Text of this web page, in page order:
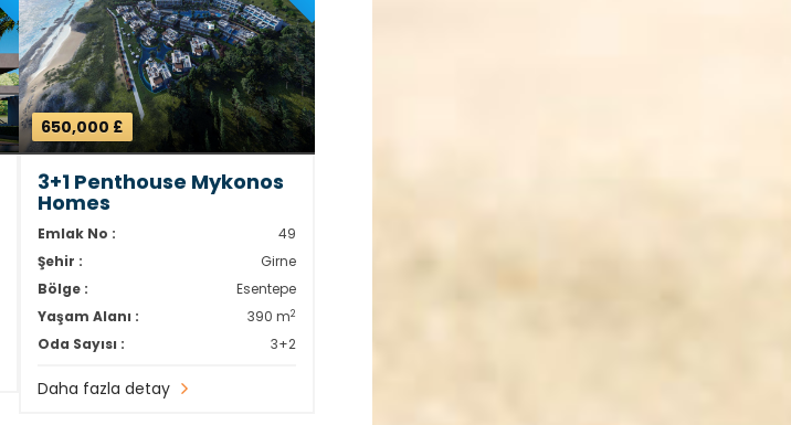
650,000 £
3+1 Penthouse Mykonos
Homes
Emlak No :
49
Şehir :
Girne
Bölge :
Esentepe
Yaşam Alanı :
390 m2
Oda Sayısı : 3+2
Daha fazla detay